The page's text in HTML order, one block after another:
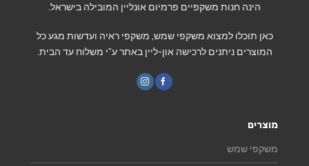
הינה חנות משקפיים פרמיום אונליין המובילה בישראל.
כאן תוכלו למצוא משקפי שמש, משקפי ראיה ועדשות מגע כל
המוצרים ניתנים לרכישה און-ליין באתר ע”י משלוח עד הבית.
מוצרים
משקפי שמש